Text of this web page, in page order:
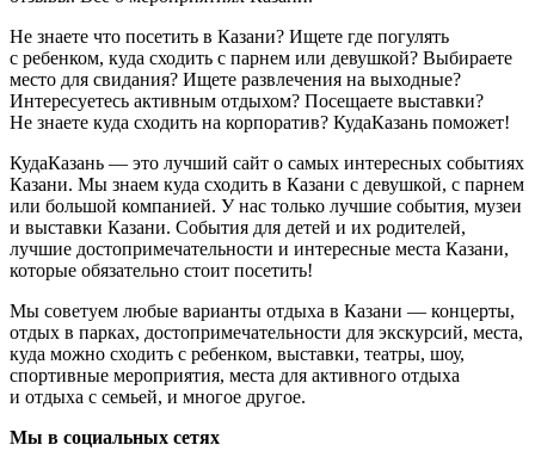
Не знаете что посетить в Казани? Ищете где погулять
с ребенком, куда сходить с парнем или девушкой? Выбираете
место для свидания? Ищете развлечения на выходные?
Интересуетесь активным отдыхом? Посещаете выставки?
Не знаете куда сходить на корпоратив? КудаКазань поможет!
КудаКазань — это лучший сайт о самых интересных событиях
Казани. Мы знаем куда сходить в Казани с девушкой, с парнем
или большой компанией. У нас только лучшие события, музеи
и выставки Казани. События для детей и их родителей,
лучшие достопримечательности и интересные места Казани,
которые обязательно стоит посетить!
Мы советуем любые варианты отдыха в Казани — концерты,
отдых в парках, достопримечательности для экскурсий, места,
куда можно сходить с ребенком, выставки, театры, шоу,
спортивные мероприятия, места для активного отдыха
и отдыха с семьей, и многое другое.
Мы в социальных сетях